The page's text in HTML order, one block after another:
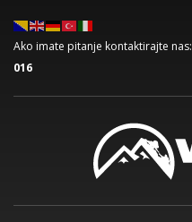
Ako imate pitanje kontaktirajte nas:
016